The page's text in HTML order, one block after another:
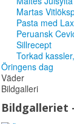
Martas
Pasta med
Peruansk
Sillrecept
Torkad
Öringens dag
Väder
Bildgalleri
Bildgalleriet